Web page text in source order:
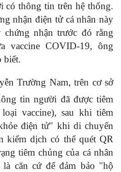
có thông tin trên hệ thống.
nhận điện tử cá nhân này
chứng nhận trước đó rằng
vaccine COVID-19, ông
biết.
Trường Nam, trên cơ sở
tin người đã được tiêm
vaccine), sau khi tiêm
điện tử" khi di chuyển
kiểm dịch có thể quét QR
tiêm chủng của cá nhân
căn cứ để đảm bảo "hộ